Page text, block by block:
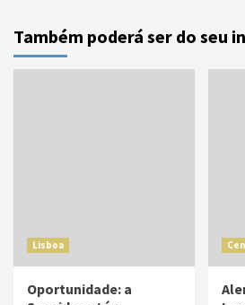
Também poderá ser do seu
Lisboa
Oportunidade: a